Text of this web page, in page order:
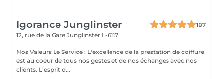
Igorance Junglinster
187
12, rue de la Gare Junglinster L-6117
Nos Valeurs Le Service : L'excellence de la prestation de coiffure
est au coeur de tous nos gestes et de nos échanges avec nos
clients. L'esprit d...